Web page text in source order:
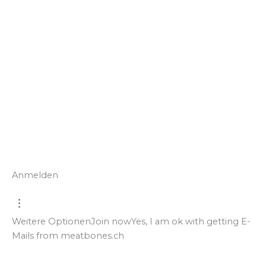
Anmelden
Weitere OptionenJoin nowYes, I am ok with getting E-
Mails from meatbones.ch